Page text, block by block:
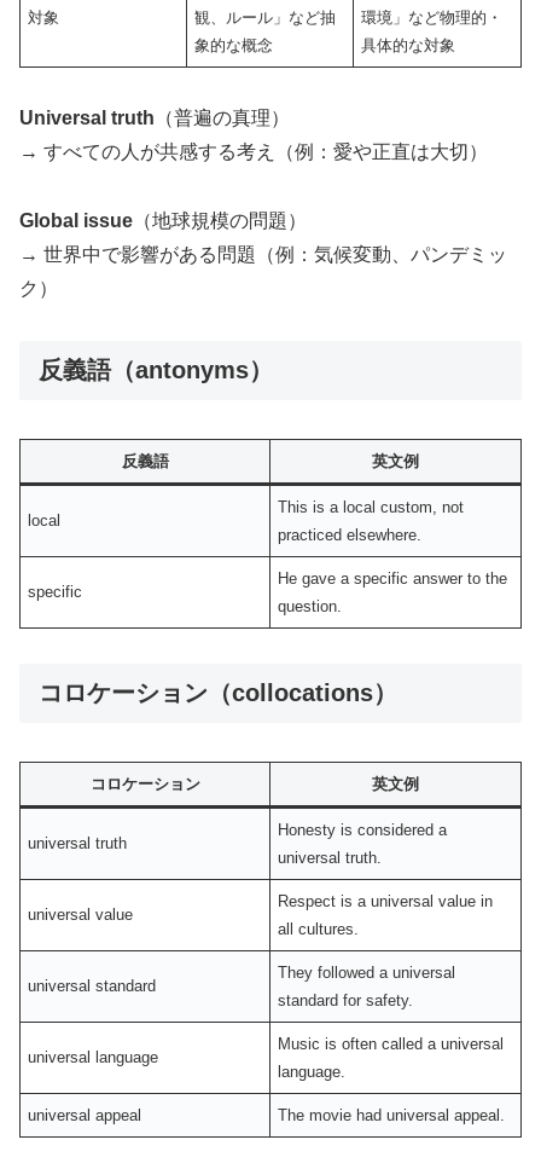
対象
観、ルール」など抽
象的な概念
環境」など物理的・
具体的な対象
Universal truth （普遍の真理）
→ すべての人が共感する考え（例：愛や正直は大切）
Global issue （地球規模の問題）
→ 世界中で影響がある問題（例：気候変動、パンデミッ
ク）
反義語（antonyms）
反義語 英文例
local
This is a local custom, not
practiced elsewhere.
specific
He gave a specific answer to the
question.
コロケーション（collocations）
コロケーション 英文例
universal truth
Honesty is considered a
universal truth.
universal value
Respect is a universal value in
all cultures.
universal standard
They followed a universal
standard for safety.
universal language
Music is often called a universal
language.
universal appeal The movie had universal appeal.